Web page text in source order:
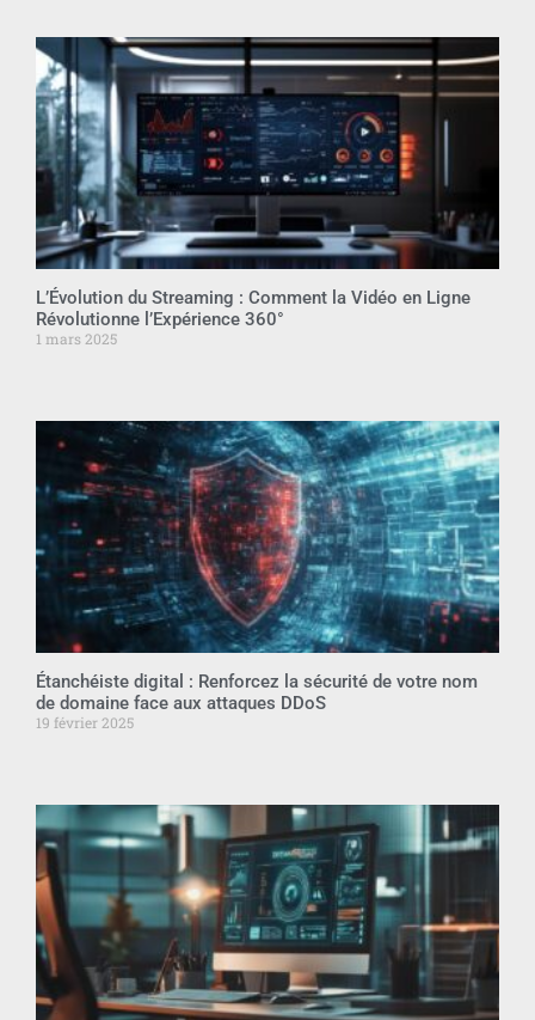
L’Évolution du Streaming : Comment la Vidéo en Ligne
Révolutionne l’Expérience 360°
1 mars 2025
Étanchéiste digital : Renforcez la sécurité de votre nom
de domaine face aux attaques DDoS
19 février 2025